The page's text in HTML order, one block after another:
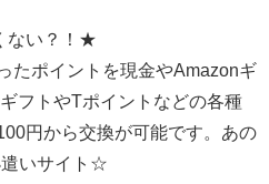
ない？！★
たポイントを現金やAmazonギ
フトやTポイントなどの各種
円から交換が可能です。あの
遣いサイト☆